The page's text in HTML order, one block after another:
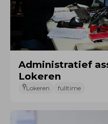
Administratief
Lokeren
Lokeren fulltime